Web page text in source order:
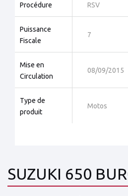
Procédure RSV
Puissance
Fiscale
7
Mise en
Circulation
08/09/2015
Type de
produit
Motos
SUZUKI 650